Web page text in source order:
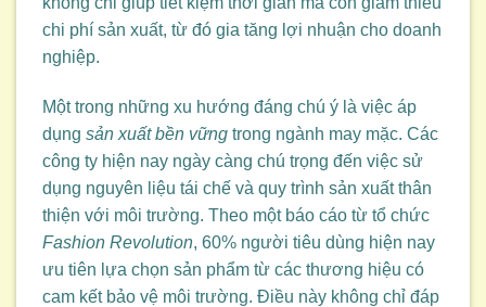
chi phí sản xuất, từ đó gia tăng lợi nhuận cho doanh
nghiệp.
Một trong những xu hướng đáng chú ý là việc áp
dụng sản xuất bền vững trong ngành may mặc. Các
công ty hiện nay ngày càng chú trọng đến việc sử
dụng nguyên liệu tái chế và quy trình sản xuất thân
thiện với môi trường. Theo một báo cáo từ tổ chức
Fashion Revolution, 60% người tiêu dùng hiện nay
ưu tiên lựa chọn sản phẩm từ các thương hiệu có
cam kết bảo vệ môi trường. Điều này không chỉ đáp